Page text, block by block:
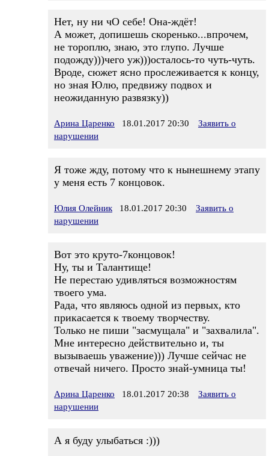
Нет, ну ни чО себе! Она-ждёт!
А может, допишешь скоренько...впрочем,
не тороплю, знаю, это глупо. Лучше
подожду)))чего уж)))осталось-то чуть-чуть.
Вроде, сюжет ясно прослеживается к концу,
но зная Юлю, предвижу подвох и
неожиданную развязку))
Арина Царенко 18.01.2017 20:30
Заявить о
нарушении
Я тоже жду, потому что к нынешнему этапу
у меня есть 7 концовок.
Юлия Олейник 18.01.2017 20:30
Заявить о
нарушении
Вот это круто-7концовок!
Ну, ты и Талантище!
Не перестаю удивляться возможностям
твоего ума.
Рада, что являюсь одной из первых, кто
прикасается к твоему творчеству.
Только не пиши "засмущала" и "захвалила".
Мне интересно действительно и, ты
вызываешь уважение))) Лучше сейчас не
отвечай ничего. Просто знай-умница ты!
Арина Царенко 18.01.2017 20:38
Заявить о
нарушении
А я буду улыбаться :)))